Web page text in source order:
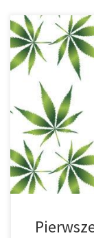
Na
trochę szumu.
pierwsze
Oregonie. Piwo
THC,
wielu
uspokajających